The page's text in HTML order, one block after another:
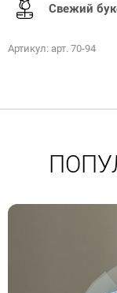
Свежий
Артикул: арт. 70-94